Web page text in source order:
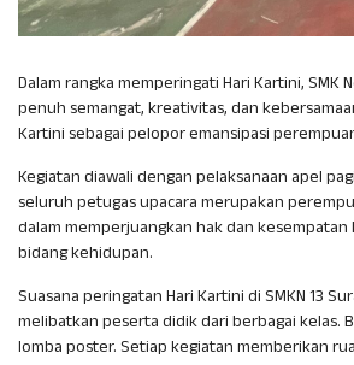
Dalam rangka memperingati Hari Kartini,
penuh semangat, kreativitas, dan
Kartini sebagai pelopor emansipasi
Kegiatan diawali dengan pelaksanaan apel
seluruh petugas upacara merupakan
dalam memperjuangkan hak dan
bidang kehidupan.
Suasana peringatan Hari Kartini di SMKN 13
melibatkan peserta didik dari berbagai kelas.
lomba poster. Setiap kegiatan memberikan